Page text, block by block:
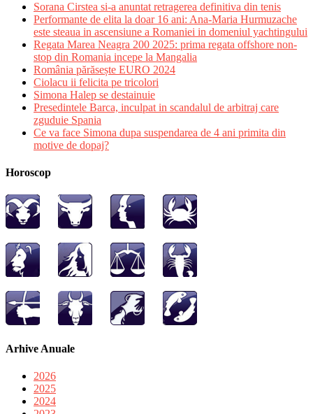
Sorana Cirstea si-a anuntat retragerea definitiva din tenis
Performante de elita la doar 16 ani: Ana-Maria Hurmuzache
este steaua in ascensiune a Romaniei in domeniul yachtingului
Regata Marea Neagra 200 2025: prima regata offshore non-
stop din Romania incepe la Mangalia
România părăsește EURO 2024
Ciolacu ii felicita pe tricolori
Simona Halep se destainuie
Presedintele Barca, inculpat in scandalul de arbitraj care
zguduie Spania
Ce va face Simona dupa suspendarea de 4 ani primita din
motive de dopaj?
Horoscop
Arhive Anuale
2026
2025
2024